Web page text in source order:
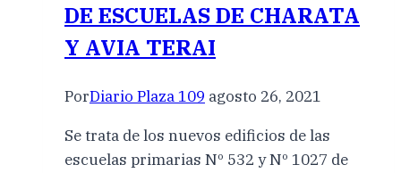
DE ESCUELAS DE CHARATA
Y AVIA TERAI
PorDiario Plaza 109 agosto 26, 2021
Se trata de los nuevos edificios de las
escuelas primarias Nº 532 y Nº 1027 de